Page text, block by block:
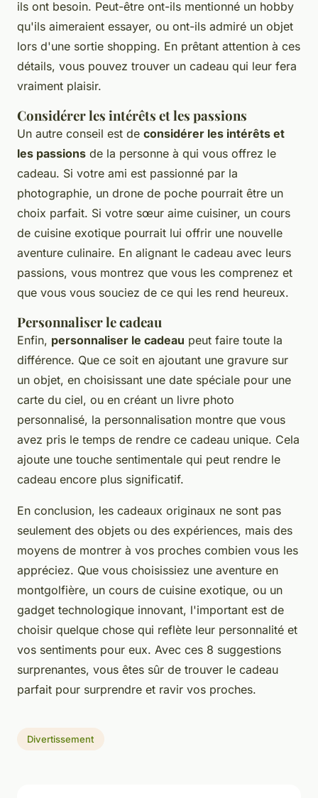
ils ont besoin. Peut-être ont-ils mentionné un hobby
qu'ils aimeraient essayer, ou ont-ils admiré un objet
lors d'une sortie shopping. En prêtant attention à ces
détails, vous pouvez trouver un cadeau qui leur fera
vraiment plaisir.
Considérer les intérêts et les passions
Un autre conseil est de considérer les intérêts et
les passions de la personne à qui vous offrez le
cadeau. Si votre ami est passionné par la
photographie, un drone de poche pourrait être un
choix parfait. Si votre sœur aime cuisiner, un cours
de cuisine exotique pourrait lui offrir une nouvelle
aventure culinaire. En alignant le cadeau avec leurs
passions, vous montrez que vous les comprenez et
que vous vous souciez de ce qui les rend heureux.
Personnaliser le cadeau
Enfin, personnaliser le cadeau peut faire toute la
différence. Que ce soit en ajoutant une gravure sur
un objet, en choisissant une date spéciale pour une
carte du ciel, ou en créant un livre photo
personnalisé, la personnalisation montre que vous
avez pris le temps de rendre ce cadeau unique. Cela
ajoute une touche sentimentale qui peut rendre le
cadeau encore plus significatif.
En conclusion, les cadeaux originaux ne sont pas
seulement des objets ou des expériences, mais des
moyens de montrer à vos proches combien vous les
appréciez. Que vous choisissiez une aventure en
montgolfière, un cours de cuisine exotique, ou un
gadget technologique innovant, l'important est de
choisir quelque chose qui reflète leur personnalité et
vos sentiments pour eux. Avec ces 8 suggestions
surprenantes, vous êtes sûr de trouver le cadeau
parfait pour surprendre et ravir vos proches.
Divertissement